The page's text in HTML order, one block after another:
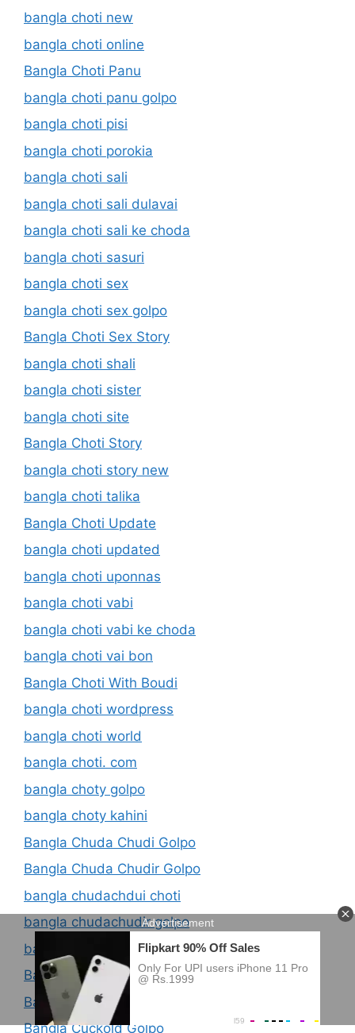
bangla choti new
bangla choti online
Bangla Choti Panu
bangla choti panu golpo
bangla choti pisi
bangla choti porokia
bangla choti sali
bangla choti sali dulavai
bangla choti sali ke choda
bangla choti sasuri
bangla choti sex
bangla choti sex golpo
Bangla Choti Sex Story
bangla choti shali
bangla choti sister
bangla choti site
Bangla Choti Story
bangla choti story new
bangla choti talika
Bangla Choti Update
bangla choti updated
bangla choti uponnas
bangla choti vabi
bangla choti vabi ke choda
bangla choti vai bon
Bangla Choti With Boudi
bangla choti wordpress
bangla choti world
bangla choti. com
bangla choty golpo
bangla choty kahini
Bangla Chuda Chudi Golpo
Bangla Chuda Chudir Golpo
bangla chudachdui choti
bangla chudachudir golpo
bangla coti golpo
Bangla Coti Kahini
Bangla Cotti Golpo
Bangla Cuckold Golpo